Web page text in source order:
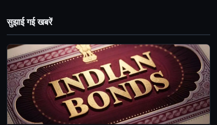
सुझाई गई खबरें